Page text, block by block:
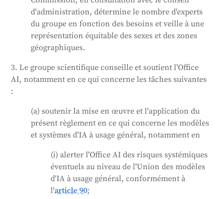
d'administration, détermine le nombre d'experts
du groupe en fonction des besoins et veille à une
représentation équitable des sexes et des zones
géographiques.
3. Le groupe scientifique conseille et soutient l'Office
AI, notamment en ce qui concerne les tâches suivantes
:
(a) soutenir la mise en œuvre et l'application du
présent règlement en ce qui concerne les modèles
et systèmes d'IA à usage général, notamment en
(i) alerter l'Office AI des risques systémiques
éventuels au niveau de l'Union des modèles
d'IA à usage général, conformément à
l'article 90;